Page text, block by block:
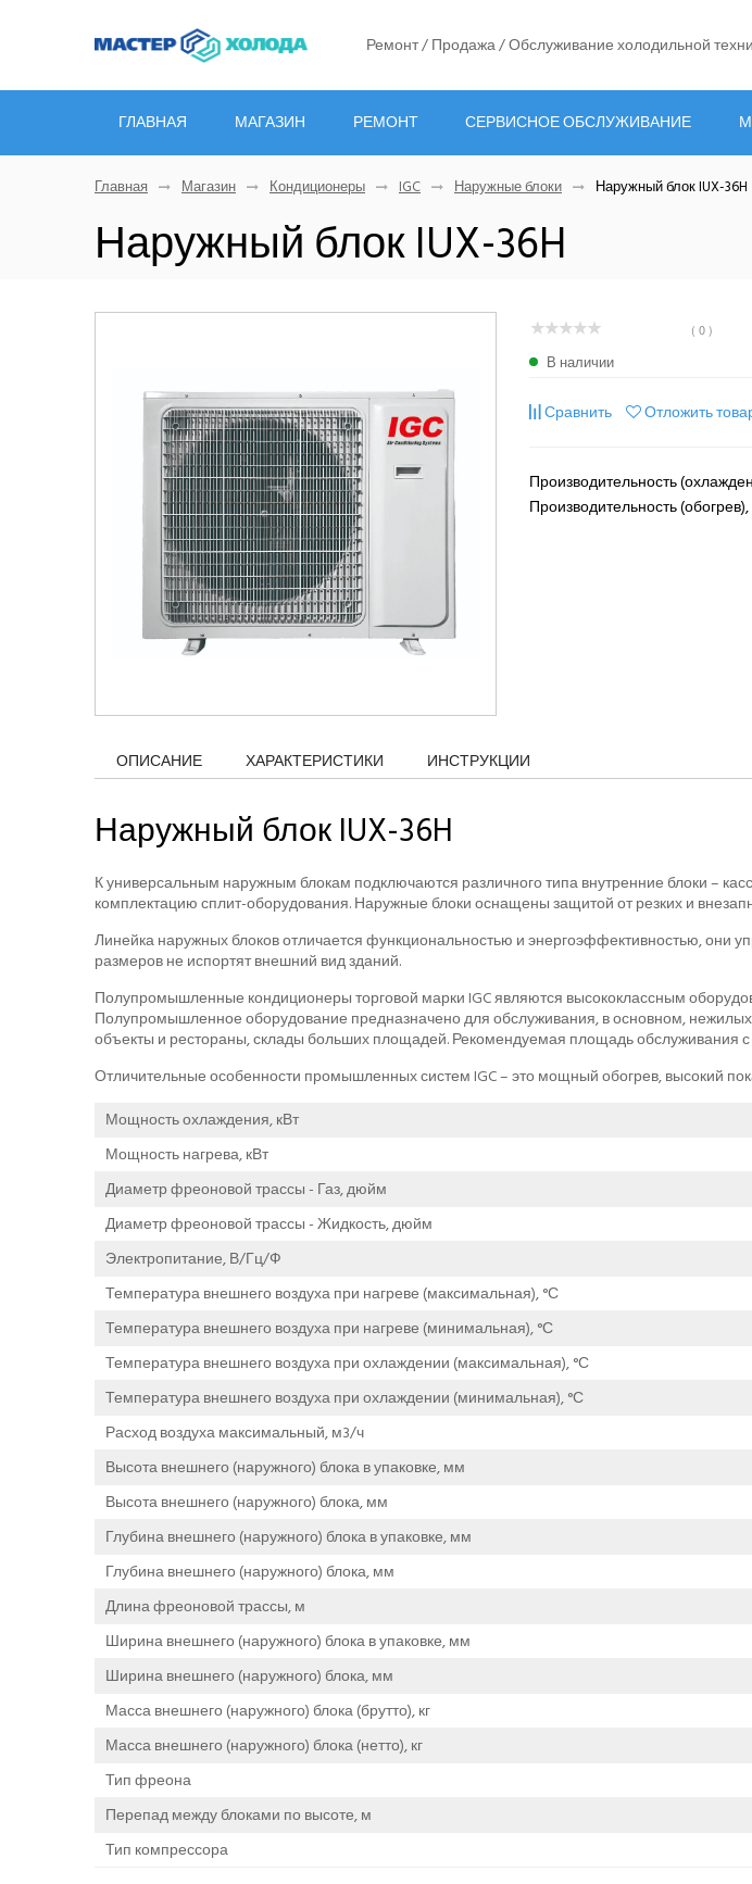
Ремонт / Продажа / Обслуживание холодильной
ГЛАВНАЯ МАГАЗИН РЕМОНТ СЕРВИСНОЕ ОБСЛУЖИВАНИЕ
Главная Магазин Кондиционеры IGC Наружные блоки Наружный блок IUX-36H
Наружный блок IUX-36H
( 0 )
В наличии
Сравнить Отложить
Производительность
Производительность
ОПИСАНИЕ ХАРАКТЕРИСТИКИ ИНСТРУКЦИИ
Наружный блок IUX-36H
К универсальным наружным блокам подключаются различного типа внутренние блоки –
комплектацию сплит-оборудования. Наружные блоки оснащены защитой от резких и
Линейка наружных блоков отличается функциональностью и энергоэффективностью, они
размеров не испортят внешний вид зданий.
Полупромышленные кондиционеры торговой марки IGC являются высококлассным
Полупромышленное оборудование предназначено для обслуживания, в основном,
объекты и рестораны, склады больших площадей. Рекомендуемая площадь обслуживания
Отличительные особенности промышленных систем IGC – это мощный обогрев, высокий
Мощность охлаждения, кВт
Мощность нагрева, кВт
Диаметр фреоновой трассы - Газ, дюйм
Диаметр фреоновой трассы - Жидкость, дюйм
Электропитание, В/Гц/Ф
Температура внешнего воздуха при нагреве (максимальная), °С
Температура внешнего воздуха при нагреве (минимальная), °С
Температура внешнего воздуха при охлаждении (максимальная), °С
Температура внешнего воздуха при охлаждении (минимальная), °С
Расход воздуха максимальный, м3/ч
Высота внешнего (наружного) блока в упаковке, мм
Высота внешнего (наружного) блока, мм
Глубина внешнего (наружного) блока в упаковке, мм
Глубина внешнего (наружного) блока, мм
Длина фреоновой трассы, м
Ширина внешнего (наружного) блока в упаковке, мм
Ширина внешнего (наружного) блока, мм
Масса внешнего (наружного) блока (брутто), кг
Масса внешнего (наружного) блока (нетто), кг
Тип фреона
Перепад между блоками по высоте, м
Тип компрессора